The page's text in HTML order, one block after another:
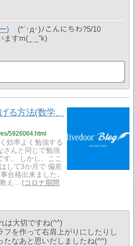
)
(*´･д･)ﾉこんにちわ?5/10
ますm(_ _"k)
る方法(数学、
5926064.html
効率よく勉強する
さんと同じで勉強
。 しかし、ここ
して3か月で 偏差
合格出来ました。
え...
コロナ期間
は大切ですね(^^)
フを作って右肩上がりにしたりし
たなあと思いだしましたね(^^)